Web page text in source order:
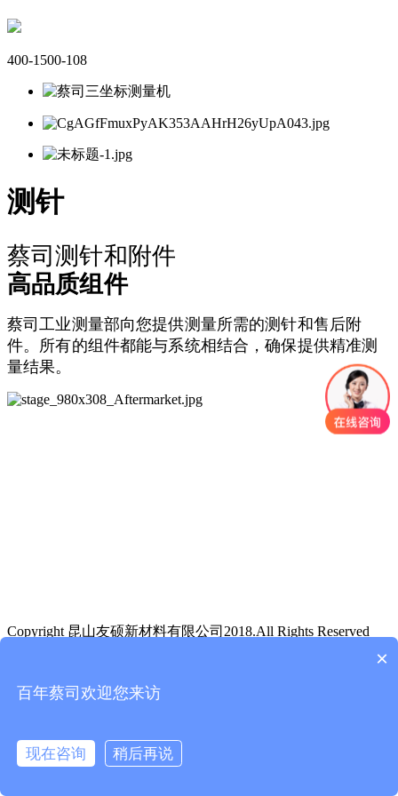
400-1500-108
测针
蔡司测针和附件
高品质组件
蔡司工业测量部向您提供测量所需的测针和售后附
件。所有的组件都能与系统相结合，确保提供精准测
量结果。
Copyright 昆山友硕新材料有限公司2018.All Rights Reserved
在线咨询
发短信 15850350764
×
百年蔡司欢迎您来访
现在咨询
稍后再说
在线咨询